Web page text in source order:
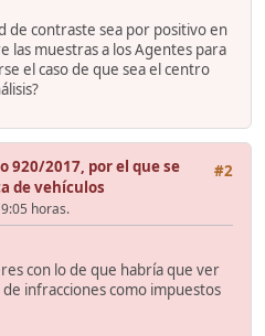
de contraste sea por positivo en
las muestras a los Agentes para
el caso de que sea el centro
#2
920/2017, por el que se
de vehículos
horas.
con lo de que habría que ver
infracciones como impuestos